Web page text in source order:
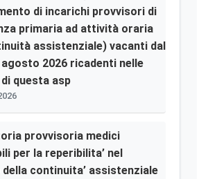
di incarichi provvisori di
primaria ad attività oraria
assistenziale) vacanti dal
agosto 2026 ricadenti nelle
questa asp
provvisoria medici
per la reperibilita’ nel
continuita’ assistenziale